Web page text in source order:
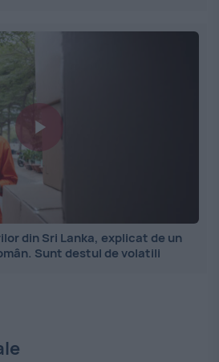
din Sri Lanka, explicat de un
Sunt destul de volatili